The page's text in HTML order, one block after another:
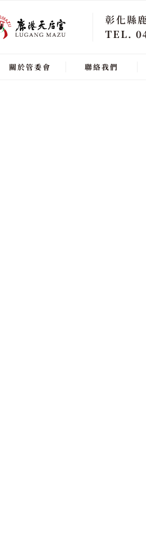
彰化縣
TEL.
關於管委會 聯絡我們